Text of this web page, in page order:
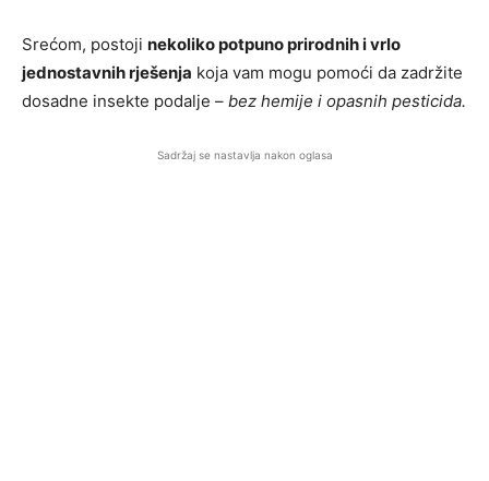
Srećom, postoji nekoliko potpuno prirodnih i vrlo
jednostavnih rješenja koja vam mogu pomoći da zadržite
dosadne insekte podalje – bez hemije i opasnih pesticida.
Sadržaj se nastavlja nakon oglasa